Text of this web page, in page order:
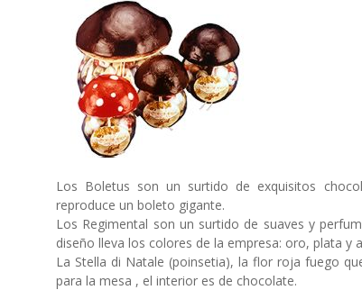
Los Boletus son un surtido de exquisitos
reproduce un boleto gigante.
Los Regimental son un surtido de suaves y
diseño lleva los colores de la empresa: oro, plata y
La Stella di Natale (poinsetia), la flor roja fuego
para la mesa , el interior es de chocolate.